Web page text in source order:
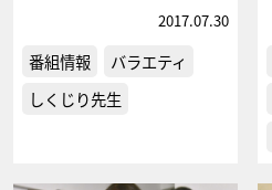
2017.07.30
番組情報
バラエティ
しくじり先生